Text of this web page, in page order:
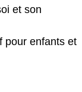
et son
pour enfants et